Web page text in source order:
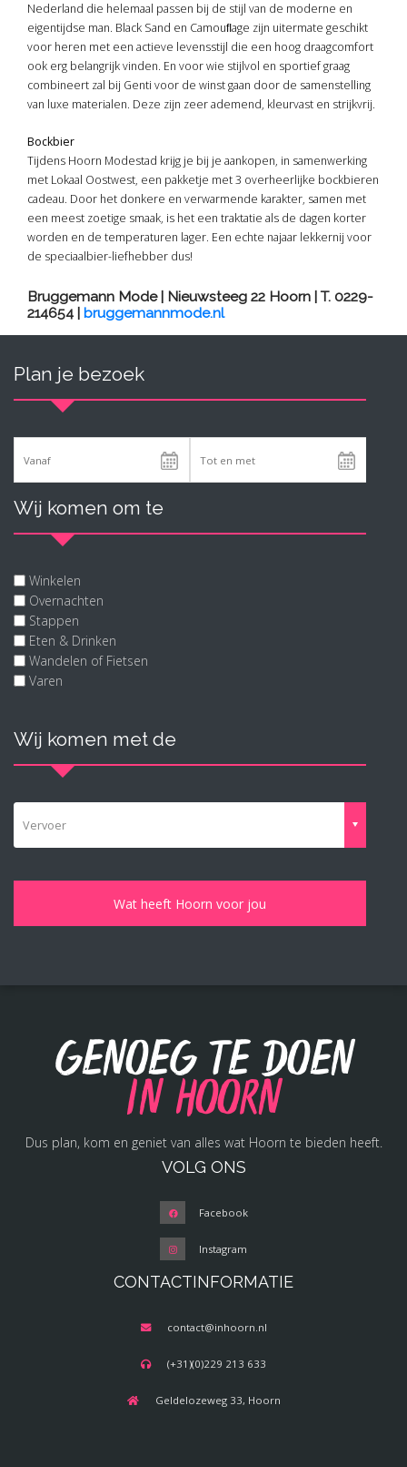
Nederland die helemaal passen bij de stijl van de moderne en
eigentijdse man. Black Sand en Camouﬂage zijn uitermate geschikt
voor heren met een actieve levensstijl die een hoog draagcomfort
ook erg belangrijk vinden. En voor wie stijlvol en sportief graag
combineert zal bij Genti voor de winst gaan door de samenstelling
van luxe materialen. Deze zijn zeer ademend, kleurvast en strijkvrij.
Bockbier
Tijdens Hoorn Modestad krijg je bij je aankopen, in samenwerking
met Lokaal Oostwest, een pakketje met 3 overheerlijke bockbieren
cadeau. Door het donkere en verwarmende karakter, samen met
een meest zoetige smaak, is het een traktatie als de dagen korter
worden en de temperaturen lager. Een echte najaar lekkernij voor
de speciaalbier-liefhebber dus!
Bruggemann Mode | Nieuwsteeg 22 Hoorn | T. 0229-
214654 | bruggemannmode.nl
Plan je bezoek
Wij komen om te
Winkelen
Overnachten
Stappen
Eten & Drinken
Wandelen of Fietsen
Varen
Wij komen met de
Vervoer
Genoeg te doen
in Hoorn
Dus plan, kom en geniet van alles wat Hoorn te bieden heeft.
VOLG ONS
Facebook
Instagram
CONTACTINFORMATIE
contact@inhoorn.nl
(+31)(0)229 213 633
Geldelozeweg 33, Hoorn